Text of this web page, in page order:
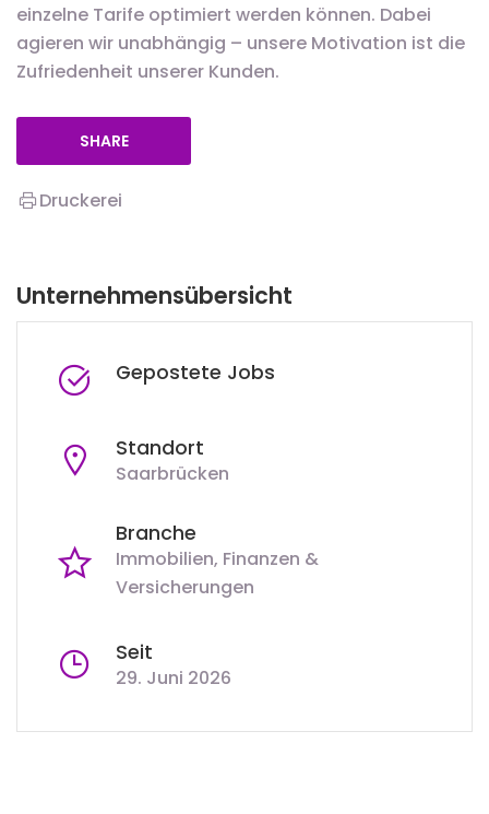
einzelne Tarife optimiert werden können. Dabei
agieren wir unabhängig – unsere Motivation ist die
Zufriedenheit unserer Kunden.
SHARE
Druckerei
Unternehmensübersicht
Gepostete Jobs
Standort
Saarbrücken
Branche
Immobilien, Finanzen &
Versicherungen
Seit
29. Juni 2026